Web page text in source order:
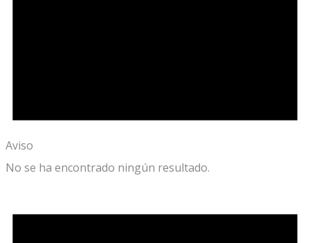
Aviso
No se ha encontrado ningún resultado.